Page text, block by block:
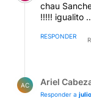
chau
!!!!! igualito
RESPONDER
AC Ariel
Responder a